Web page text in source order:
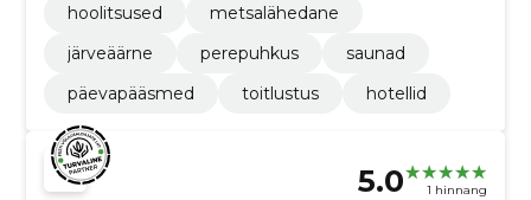
hoolitsused
metsalähedane
järveäärne
perepuhkus
saunad
päevapääsmed
toitlustus hotellid
5.0 1 hinnang